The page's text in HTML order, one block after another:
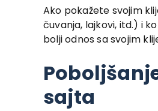
Ako pokažete svojim
čuvanja, lajkovi, itd.) i
bolji odnos sa svojim
sajta